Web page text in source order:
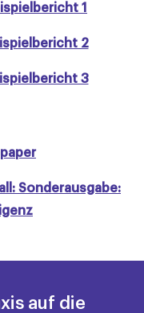
1
2
3
Sonderausgabe:
auf die